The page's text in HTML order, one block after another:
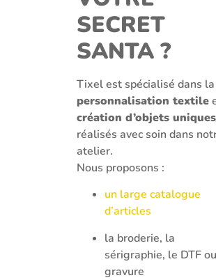
SECRET
SANTA ?
Tixel est spécialisé dans la
personnalisation textile
création d’objets uniques
réalisés avec soin dans
atelier.
Nous proposons :
un large catalogue
d’articles
la broderie, la
sérigraphie, le DTF
gravure